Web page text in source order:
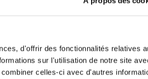
d'offrir des fonctionnalités relatives
sur l'utilisation de notre site
celles-ci avec d'autres
l’analyse et la mise en oeuvre
vers le passage à l’action, à